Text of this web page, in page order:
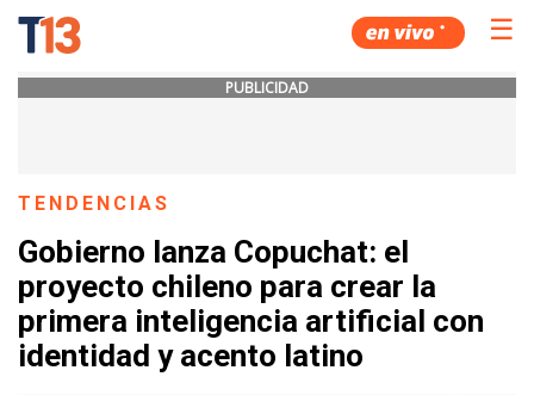
☰
PUBLICIDAD
TENDENCIAS
Gobierno lanza Copuchat: el
proyecto chileno para crear la
primera inteligencia artificial con
identidad y acento latino